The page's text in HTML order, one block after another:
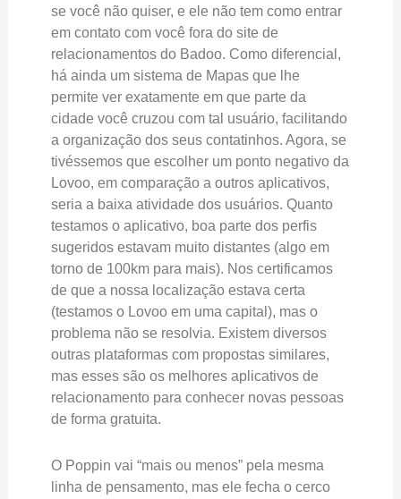
se você não quiser, e ele não tem como entrar
em contato com você fora do site de
relacionamentos do Badoo. Como diferencial,
há ainda um sistema de Mapas que lhe
permite ver exatamente em que parte da
cidade você cruzou com tal usuário, facilitando
a organização dos seus contatinhos. Agora, se
tivéssemos que escolher um ponto negativo da
Lovoo, em comparação a outros aplicativos,
seria a baixa atividade dos usuários. Quanto
testamos o aplicativo, boa parte dos perfis
sugeridos estavam muito distantes (algo em
torno de 100km para mais). Nos certificamos
de que a nossa localização estava certa
(testamos o Lovoo em uma capital), mas o
problema não se resolvia. Existem diversos
outras plataformas com propostas similares,
mas esses são os melhores aplicativos de
relacionamento para conhecer novas pessoas
de forma gratuita.
O Poppin vai “mais ou menos” pela mesma
linha de pensamento, mas ele fecha o cerco